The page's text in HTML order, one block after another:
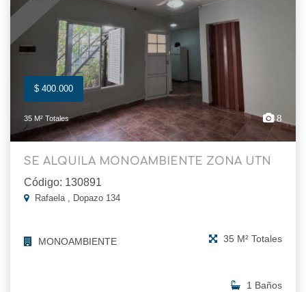
$ 400.000
35 M² Totales 8
SE ALQUILA MONOAMBIENTE ZONA UTN
Código: 130891
Rafaela , Dopazo 134
MONOAMBIENTE 35 M² Totales
1 Baños